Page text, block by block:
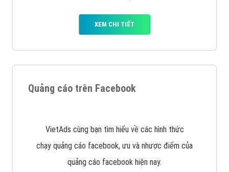
XEM CHI TIẾT
Quảng cáo trên Facebook